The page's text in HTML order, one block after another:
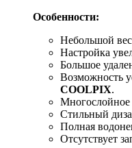
Особенности:
Небольшой
Настройка
Большое
Возможность
COOLPIX.
Многослойное
Стильный
Полная
Отсутствует